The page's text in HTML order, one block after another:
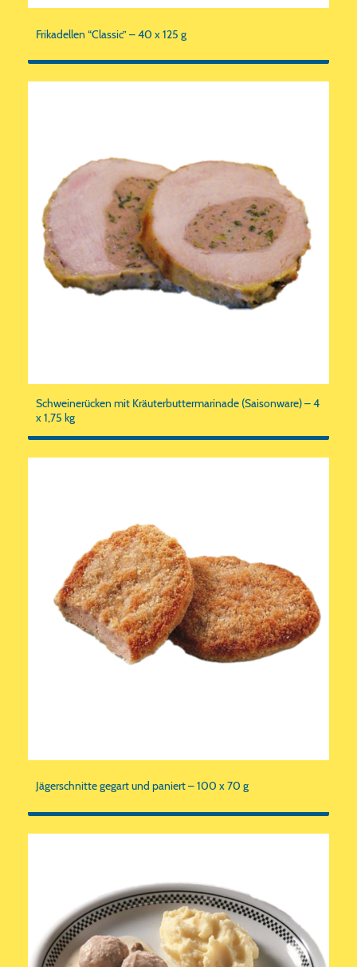
Frikadellen “Classic” – 40 x 125 g
Schweinerücken mit Kräuterbuttermarinade (Saisonware) – 4
x 1,75 kg
Jägerschnitte gegart und paniert – 100 x 70 g